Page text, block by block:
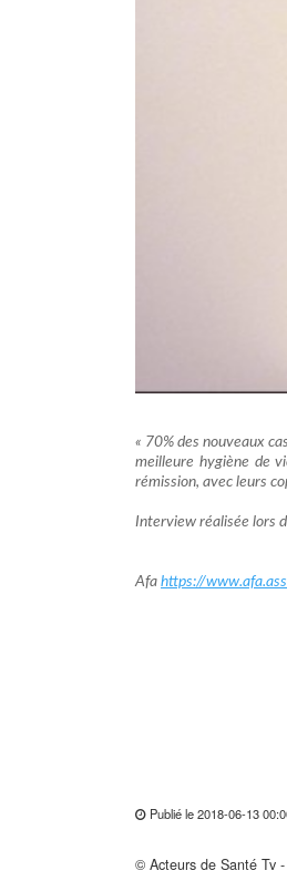
« 70% des nouveaux
meilleure hygiène de
rémission, avec leurs
Interview réalisée lors
Afa https://
Publié le 2018-06-13
© Acteurs de Santé Tv